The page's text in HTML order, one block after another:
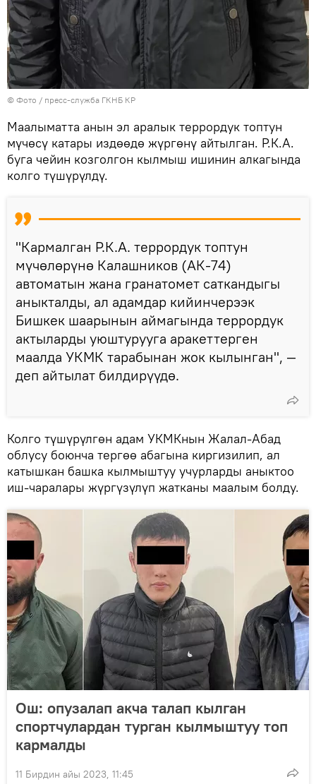
© Фото / пресс-служба ГКНБ КР
Маалыматта анын эл аралык террордук топтун
мүчөсү катары издөөдө жүргөнү айтылган. Р.К.А.
буга чейин козголгон кылмыш ишинин алкагында
колго түшүрүлдү.
"Кармалган Р.К.А. террордук топтун
мүчөлөрүнө Калашников (АК-74)
автоматын жана гранатомет саткандыгы
аныкталды, ал адамдар кийинчерээк
Бишкек шаарынын аймагында террордук
актыларды уюштурууга аракеттерген
маалда УКМК тарабынан жок кылынган", —
деп айтылат билдирүүдө.
Колго түшүрүлгөн адам УКМКнын Жалал-Абад
облусу боюнча тергөө абагына киргизилип, ал
катышкан башка кылмыштуу учурларды аныктоо
иш-чаралары жүргүзүлүп жатканы маалым болду.
Ош: опузалап акча талап кылган
спортчулардан турган кылмыштуу топ
кармалды
11 Бирдин айы 2023, 11:45